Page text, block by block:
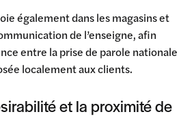
également dans les magasins et
de l’enseigne, afin
entre la prise de parole nationale
localement aux clients.
et la proximité de